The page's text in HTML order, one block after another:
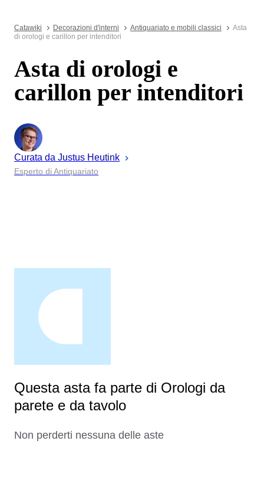
Catawiki Decorazioni d'interni Antiquariato e mobili classici
Asta
di orologi e carillon per intenditori
Asta di orologi e
carillon per intenditori
Curata da Justus Heutink
Esperto di Antiquariato
Questa asta fa parte di Orologi da
parete e da tavolo
Non perderti nessuna delle aste